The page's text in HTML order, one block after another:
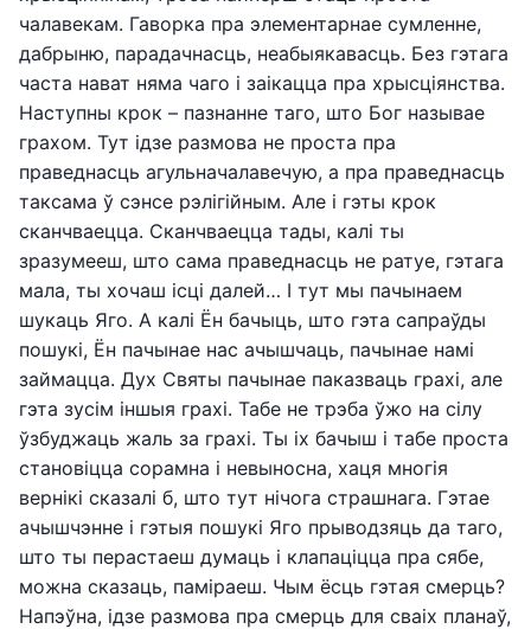
чалавекам. Гаворка пра элементарнае сумленне,
дабрыню, парадачнасць, неабыякавасць. Без гэтага
часта нават няма чаго і заікацца пра хрысціянства.
Наступны крок – пазнанне таго, што Бог называе
грахом. Тут ідзе размова не проста пра
праведнасць агульначалавечую, а пра праведнасць
таксама ў сэнсе рэлігійным. Але і гэты крок
сканчваецца. Сканчваецца тады, калі ты
зразумееш, што сама праведнасць не ратуе, гэтага
мала, ты хочаш ісці далей… І тут мы пачынаем
шукаць Яго. А калі Ён бачыць, што гэта сапраўды
пошукі, Ён пачынае нас ачышчаць, пачынае намі
займацца. Дух Святы пачынае паказваць грахі, але
гэта зусім іншыя грахі. Табе не трэба ўжо на сілу
ўзбуджаць жаль за грахі. Ты іх бачыш і табе проста
становіцца сорамна і невыносна, хаця многія
вернікі сказалі б, што тут нічога страшнага. Гэтае
ачышчэнне і гэтыя пошукі Яго прыводзяць да таго,
што ты перастаеш думаць і клапаціцца пра сябе,
можна сказаць, паміраеш. Чым ёсць гэтая смерць?
Напэўна, ідзе размова пра смерць для сваіх планаў,